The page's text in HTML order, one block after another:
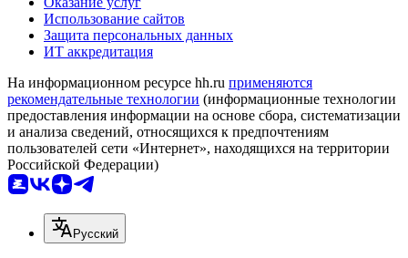
Использование сайтов
Защита персональных данных
ИТ аккредитация
На информационном ресурсе hh.ru применяются
рекомендательные технологии (информационные технологии
предоставления информации на основе сбора, систематизации
и анализа сведений, относящихся к предпочтениям
пользователей сети «Интернет», находящихся на территории
Российской Федерации)
Русский